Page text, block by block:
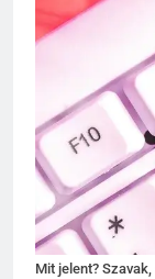
Mit jelent?